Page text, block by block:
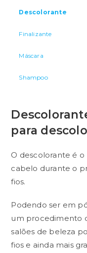
Descolorante
Finalizante
Máscara
Shampoo
para
O descolorante é
cabelo durante o
fios.
Podendo ser em
um procedimento
salões de beleza
fios e ainda mais